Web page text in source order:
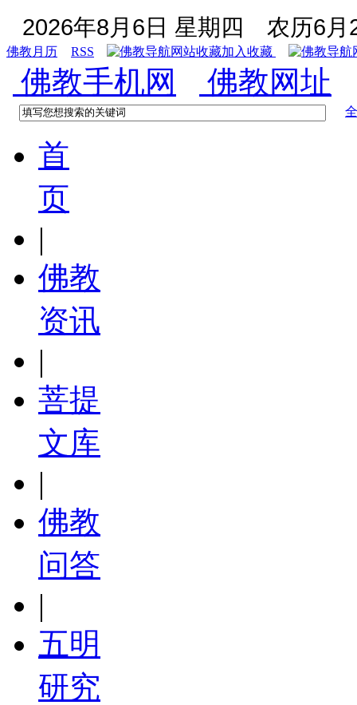
2026年8月6日 星期四 农历6月
佛教月历 RSS 加入收藏
佛教手机网 佛教网址
首
页
|
佛教
资讯
|
菩提
文库
|
佛教
问答
|
五明
研究